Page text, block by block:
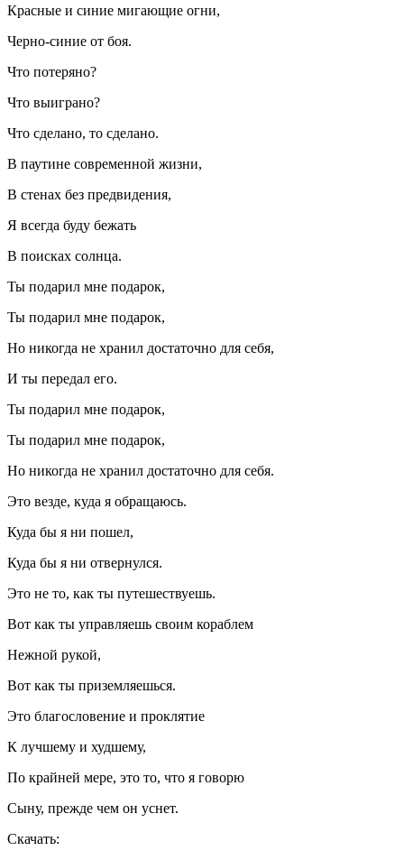
Красные и синие мигающие огни,
Черно-синие от боя.
Что потеряно?
Что выиграно?
Что сделано, то сделано.
В паутине современной жизни,
В стенах без предвидения,
Я всегда буду бежать
В поисках солнца.
Ты подарил мне подарок,
Ты подарил мне подарок,
Но никогда не хранил достаточно для себя,
И ты передал его.
Ты подарил мне подарок,
Ты подарил мне подарок,
Но никогда не хранил достаточно для себя.
Это везде, куда я обращаюсь.
Куда бы я ни пошел,
Куда бы я ни отвернулся.
Это не то, как ты путешествуешь.
Вот как ты управляешь своим кораблем
Нежной рукой,
Вот как ты приземляешься.
Это благословение и проклятие
К лучшему и худшему,
По крайней мере, это то, что я говорю
Сыну, прежде чем он уснет.
Скачать: